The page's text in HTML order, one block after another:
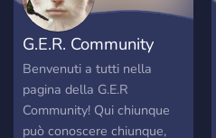
G.E.R. Community
Benvenuti a tutti nella
pagina della G.E.R
Community! Qui chiunque
può conoscere chiunque,